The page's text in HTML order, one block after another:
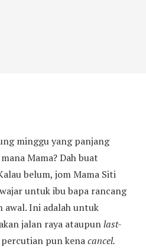
minggu yang panjang
Mama? Dah buat
belum, jom Mama Siti
untuk ibu bapa rancang
awal. Ini adalah untuk
jalan raya ataupunlast-
pun kenacancel.